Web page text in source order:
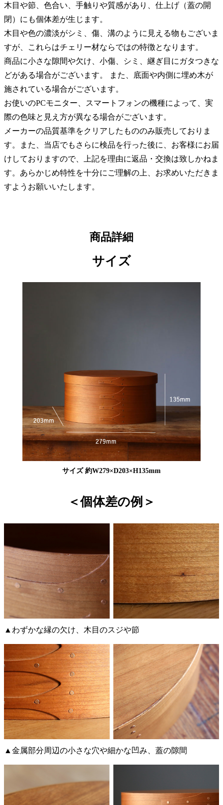
木目や節、色合い、手触りや質感があり、仕上げ（蓋の開
閉）にも個体差が生じます。
木目や色の濃淡がシミ、傷、溝のように見える物もございま
すが、これらはチェリー材ならではの特徴となります。
商品に小さな隙間や欠け、小傷、シミ、継ぎ目にガタつきな
どがある場合がございます。 また、底面や内側に埋め木が
施されている場合がございます。
お使いのPCモニター、スマートフォンの機種によって、実
際の色味と見え方が異なる場合がございます。
メーカーの品質基準をクリアしたもののみ販売しておりま
す。また、当店でもさらに検品を行った後に、お客様にお届
けしておりますので、上記を理由に返品・交換は致しかねま
す。あらかじめ特性を十分にご理解の上、お求めいただきま
すようお願いいたします。
商品詳細
サイズ
サイズ 約W279×D203×H135mm
＜個体差の例＞
▲わずかな縁の欠け、木目のスジや節
▲金属部分周辺の小さな穴や細かな凹み、蓋の隙間